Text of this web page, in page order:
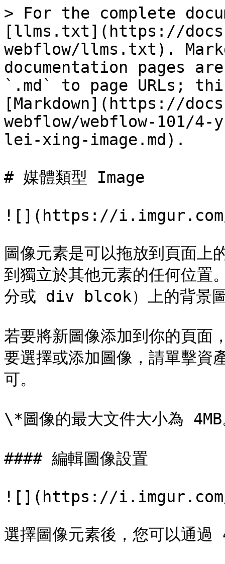
> For the complete
[llms.txt](https://
webflow/llms.txt).
documentation pages
`.md` to page URLs;
[Markdown](https://
webflow/webflow-101/
lei-xing-image.md).
# 媒體類型 Image
![](https://i.imgur.com/
圖像元素是可以拖放到頁面上
到獨立於其他元素的任何位置
分或 div blcok）上的背景
若要將新圖像添加到你的頁面
要選擇或添加圖像，請單擊資
可。
\*圖像的最大文件大小為 4MB
#### 編輯圖像設置
![](https://i.imgur.com/
選擇圖像元素後，您可以通